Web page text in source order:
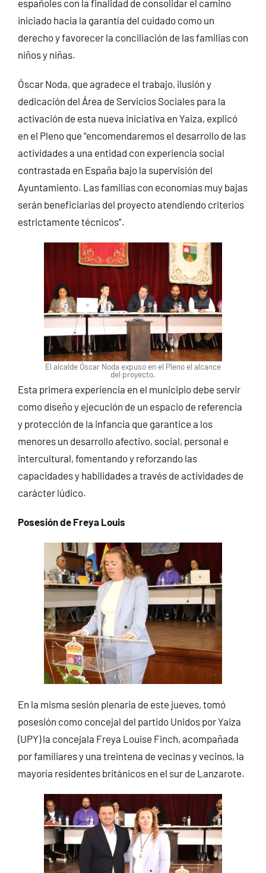
españoles con la finalidad de consolidar el camino
iniciado hacia la garantía del cuidado como un
derecho y favorecer la conciliación de las familias con
niños y niñas.
Óscar Noda, que agradece el trabajo, ilusión y
dedicación del Área de Servicios Sociales para la
activación de esta nueva iniciativa en Yaiza, explicó
en el Pleno que “encomendaremos el desarrollo de las
actividades a una entidad con experiencia social
contrastada en España bajo la supervisión del
Ayuntamiento. Las familias con economías muy bajas
serán beneficiarias del proyecto atendiendo criterios
estrictamente técnicos”.
El alcalde Óscar Noda expuso en el Pleno el alcance
del proyecto.
Esta primera experiencia en el municipio debe servir
como diseño y ejecución de un espacio de referencia
y protección de la infancia que garantice a los
menores un desarrollo afectivo, social, personal e
intercultural, fomentando y reforzando las
capacidades y habilidades a través de actividades de
carácter lúdico.
Posesión de Freya Louis
En la misma sesión plenaria de este jueves, tomó
posesión como concejal del partido Unidos por Yaiza
(UPY) la concejala Freya Louise Finch, acompañada
por familiares y una treintena de vecinas y vecinos, la
mayoría residentes británicos en el sur de Lanzarote.